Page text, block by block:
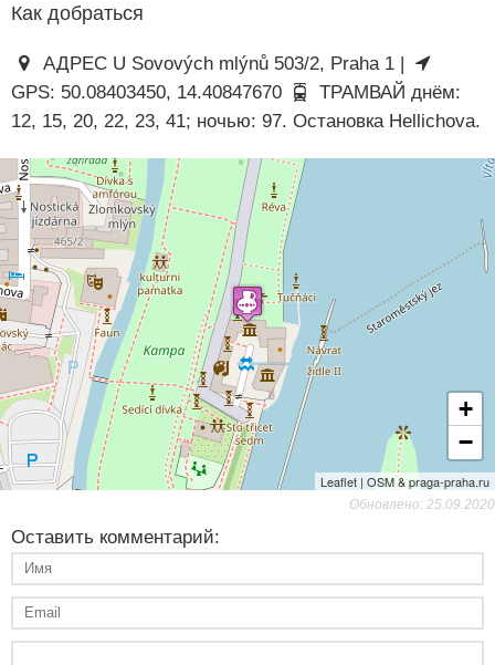
Как добраться
АДРЕС U Sovových mlýnů 503/2, Praha 1 |
GPS: 50.08403450, 14.40847670
ТРАМВАЙ днём:
12, 15, 20, 22, 23, 41; ночью: 97. Остановка Hellichova.
+
−
Leaflet | OSM & praga-praha.ru
Обновлено: 25.09.2020
Оставить комментарий: